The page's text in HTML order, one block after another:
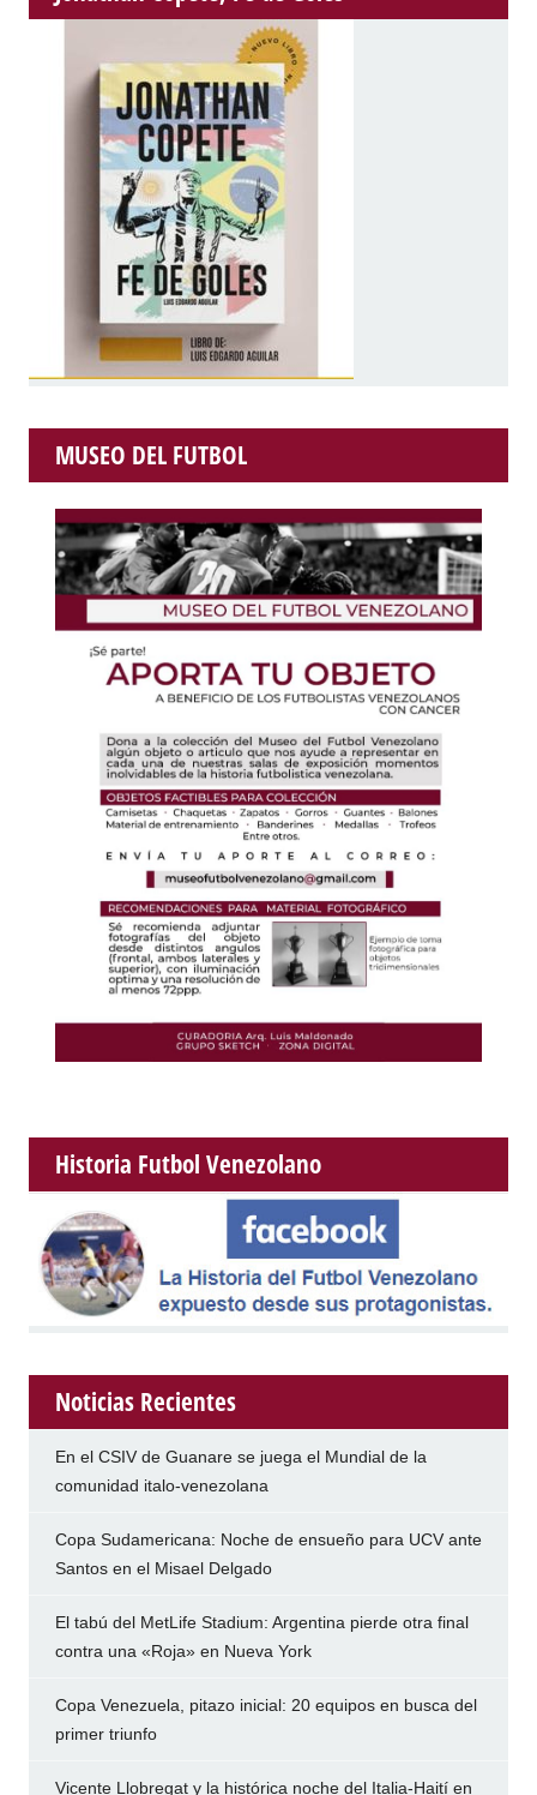
MUSEO DEL FUTBOL
Historia Futbol Venezolano
Noticias Recientes
En el CSIV de Guanare se juega el Mundial de la
comunidad italo-venezolana
Copa Sudamericana: Noche de ensueño para UCV ante
Santos en el Misael Delgado
El tabú del MetLife Stadium: Argentina pierde otra final
contra una «Roja» en Nueva York
Copa Venezuela, pitazo inicial: 20 equipos en busca del
primer triunfo
Vicente Llobregat y la histórica noche del Italia-Haití en